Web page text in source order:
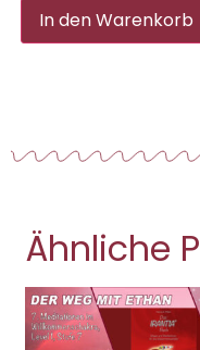
In den Warenkorb
Ähnliche